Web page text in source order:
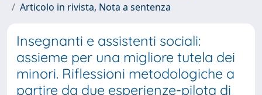
Articolo in rivista, Nota a sentenza
Insegnanti e assistenti sociali:
assieme per una migliore tutela dei
minori. Riflessioni metodologiche a
partire da due esperienze-pilota di